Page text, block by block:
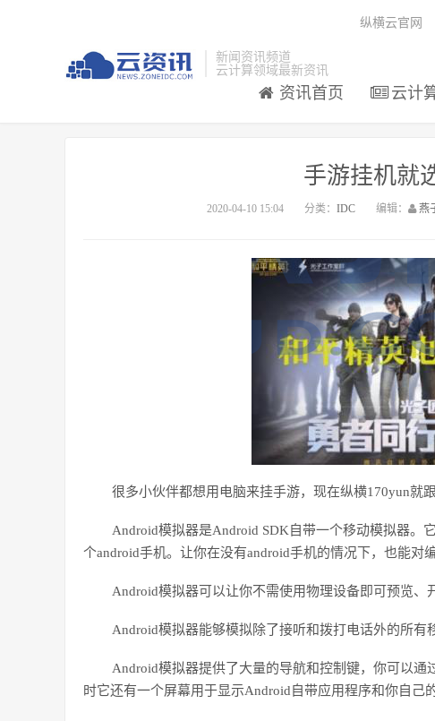
新闻资讯频道
云计算领域最新资讯
资讯首页 云计
纵横云官网
手游挂机就
2020-04-10 15:04 分类： IDC 编辑： 燕
很多小伙伴都想用电脑来挂手游，现在纵横170yun就
Android模拟器是Android SDK自带一个移动模拟器。
个android手机。让你在没有android手机的情况下，也能对
Android模拟器可以让你不需使用物理设备即可预览、
Android模拟器能够模拟除了接听和拨打电话外的所有
Android模拟器提供了大量的导航和控制键，你可以
时它还有一个屏幕用于显示Android自带应用程序和你自己